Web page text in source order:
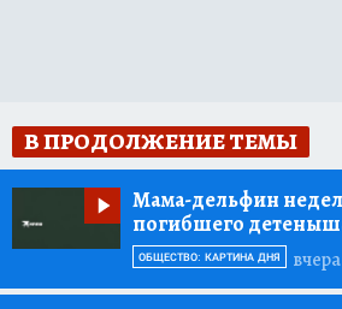
В ПРОДОЛЖЕНИЕ ТЕМЫ
Мама-дельфин
погибшего
вчера
ОБЩЕСТВО: КАРТИНА ДНЯ